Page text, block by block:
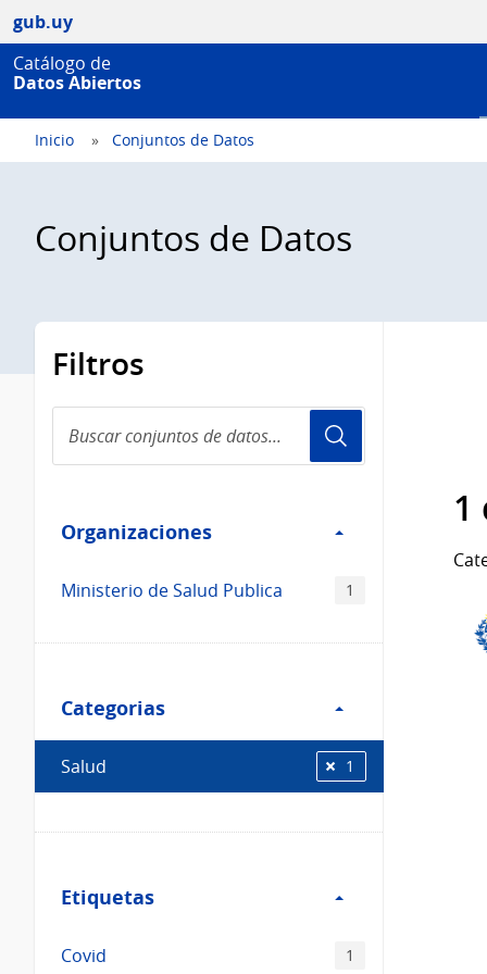
gub.uy
Catálogo de
Datos Abiertos
Inicio Conjuntos de Datos
Conjuntos de Datos
Filtros
conjuntos
de
Organizaciones
Organizaciones
Ministerio de Salud Publica 1
Categorias
Categorias
Salud 1
Etiquetas
Etiquetas
Covid 1
1